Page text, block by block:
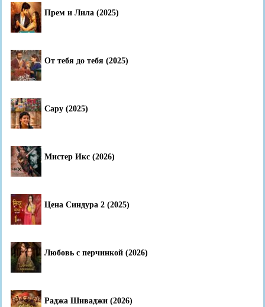
Прем и Лила (2025)
От тебя до тебя (2025)
Сару (2025)
Мистер Икс (2026)
Цена Синдура 2 (2025)
Любовь с перчинкой (2026)
Раджа Шиваджи (2026)